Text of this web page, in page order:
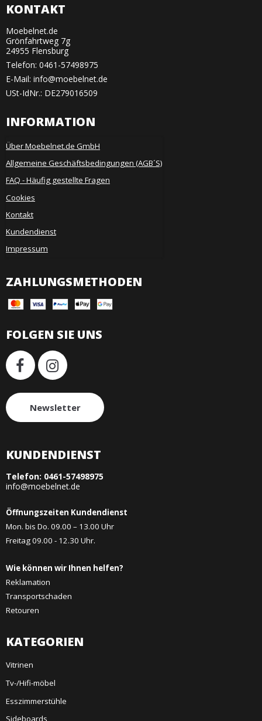
KONTAKT
Moebelnet.de
Grönfahrtweg 7g
24955 Flensburg
Telefon: 0461-57498975
E-Mail: info@moebelnet.de
USt-IdNr.: DE279016509
INFORMATION
Über Moebelnet.de GmbH
Allgemeine Geschäftsbedingungen (AGB´S)
FAQ - Häufig gestellte Fragen
Cookies
Kontakt
Kundendienst
Impressum
ZAHLUNGSMETHODEN
FOLGEN SIE UNS
Newsletter
KUNDENDIENST
Telefon: 0461-57498975
info@moebelnet.de
Öffnungszeiten Kundendienst
Mon. bis Do. 09.00 – 13.00 Uhr
Freitag 09.00 - 12.30 Uhr.
Wie können wir Ihnen helfen?
Reklamation
Transportschaden
Retouren
KATEGORIEN
Vitrinen
Tv-/Hifi-möbel
Esszimmerstühle
Sideboards